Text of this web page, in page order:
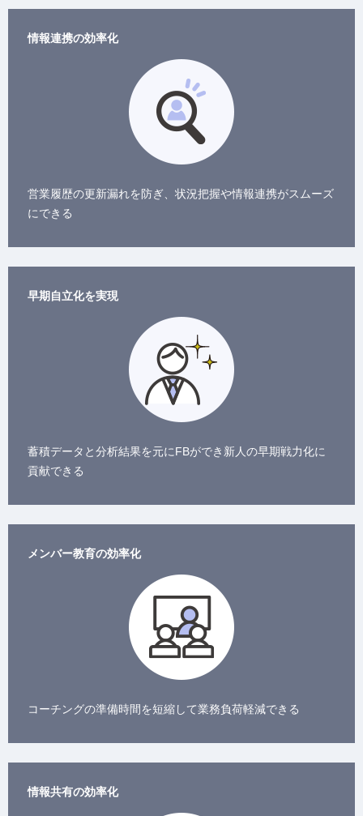
情報連携の効率化
営業履歴の更新漏れを防ぎ、状況把握や情報連携がスムーズ
にできる
早期自立化を実現
蓄積データと分析結果を元にFBができ新人の早期戦力化に
貢献できる
メンバー教育の効率化
コーチングの準備時間を短縮して業務負荷軽減できる
情報共有の効率化